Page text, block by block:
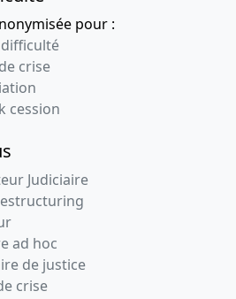
01-2025
ALPES COTE D'AZUR
:20 av VITON-, 13299 Marseille
l'inscription au greffe :
inscription est prise
Designation du bien nanti :
EUROS;
pour :
crise
cession
Judiciaire
ad hoc
de justice
crise